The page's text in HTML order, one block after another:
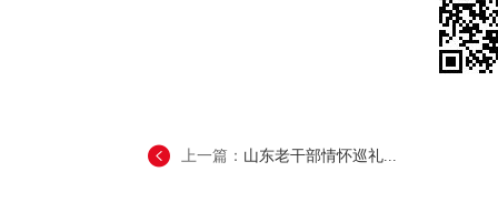
上一篇： 山东老干部情怀巡礼...